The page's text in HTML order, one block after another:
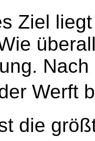
Ziel
Werft
die